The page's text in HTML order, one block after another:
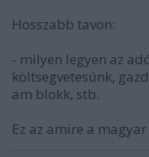
Hosszabb tavon:
- milyen legyen az
költsegvetesúnk,
am blokk, stb.
Ez az amire a